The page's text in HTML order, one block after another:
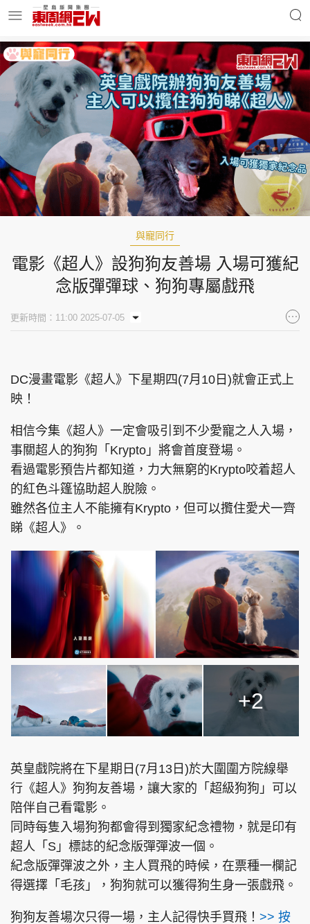
明星名人 時事財經
東周Ladies 優享生活
東周食玩通 會員活動
玄學靈異 東周專欄
PCM 電腦廣場 星島頭條 星島日報
親子王 Oh!爸媽 JobMarket
頭條搵工 EDUPLUS
聯絡我們
隱私政策聲明
版權及免責聲明
Copyright © 東周網 版權所有 . 不得轉載
©Eastweek.com.hk. All rights reserved.
與寵同行
電影《超人》設狗狗友善場 入場可獲紀
念版彈彈球、狗狗專屬戲飛
更新時間：11:00 2025-07-05
DC漫畫電影《超人》下星期四(7月10日)就會正式上
映！
相信今集《超人》一定會吸引到不少愛寵之人入場，
事關超人的狗狗「Krypto」將會首度登場。
看過電影預告片都知道，力大無窮的Krypto咬着超人
的紅色斗篷協助超人脫險。
雖然各位主人不能擁有Krypto，但可以攬住愛犬一齊
睇《超人》。
+2
英皇戲院將在下星期日(7月13日)於大圍圍方院線舉
行《超人》狗狗友善場，讓大家的「超級狗狗」可以
陪伴自己看電影。
同時每隻入場狗狗都會得到獨家紀念禮物，就是印有
超人「S」標誌的紀念版彈彈波一個。
紀念版彈彈波之外，主人買飛的時候，在票種一欄記
得選擇「毛孩」，狗狗就可以獲得狗生身一張戲飛。
狗狗友善場次只得一場，主人記得快手買飛！ >> 按